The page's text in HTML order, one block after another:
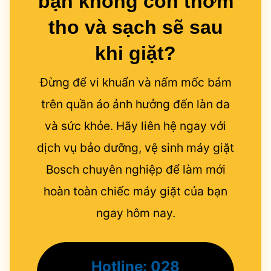
tho và sạch sẽ sau
khi giặt?
Đừng để vi khuẩn và nấm mốc bám
trên quần áo ảnh hưởng đến làn da
và sức khỏe. Hãy liên hệ ngay với
dịch vụ bảo dưỡng, vệ sinh máy giặt
Bosch chuyên nghiệp để làm mới
hoàn toàn chiếc máy giặt của bạn
ngay hôm nay.
Hotline: 028